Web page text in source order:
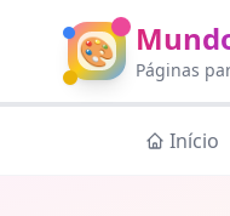
🎨 Páginas
Início